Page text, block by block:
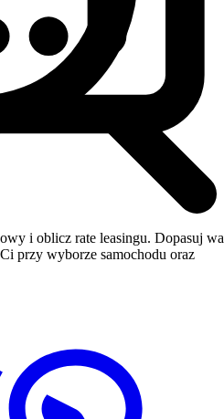
i oblicz rate leasingu. Dopasuj
przy wyborze samochodu oraz